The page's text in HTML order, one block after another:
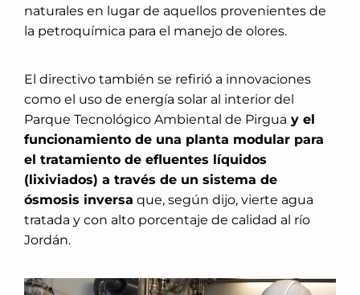
naturales en lugar de aquellos provenientes de
la petroquímica para el manejo de olores.
El directivo también se refirió a innovaciones
como el uso de energía solar al interior del
Parque Tecnológico Ambiental de Pirgua y el
funcionamiento de una planta modular para
el tratamiento de efluentes líquidos
(lixiviados) a través de un sistema de
ósmosis inversa que, según dijo, vierte agua
tratada y con alto porcentaje de calidad al río
Jordán.